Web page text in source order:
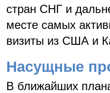
стран СНГ и
месте самых
визиты из США и
Насущные
В ближайших